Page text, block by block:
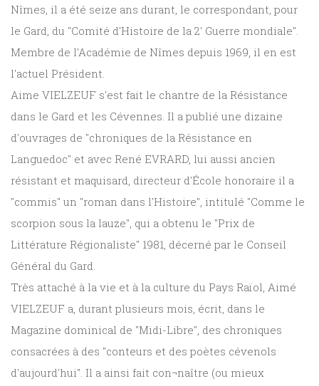
Nîmes, il a été seize ans durant, le correspondant, pour
le Gard, du "Comité d'Histoire de la 2' Guerre mondiale".
Membre de l'Académie de Nîmes depuis 1969, il en est
l'actuel Président.
Aime VIELZEUF s'est fait le chantre de la Résistance
dans le Gard et les Cévennes. Il a publié une dizaine
d'ouvrages de "chroniques de la Résistance en
Languedoc" et avec René EVRARD, lui aussi ancien
résistant et maquisard, directeur d'École honoraire il a
"commis" un "roman dans l'Histoire", intitulé "Comme le
scorpion sous la lauze", qui a obtenu le "Prix de
Littérature Régionaliste" 1981, décerné par le Conseil
Général du Gard.
Très attaché à la vie et à la culture du Pays Raïol, Aimé
VIELZEUF a, durant plusieurs mois, écrit, dans le
Magazine dominical de "Midi-Libre", des chroniques
consacrées à des "conteurs et des poètes cévenols
d'aujourd'hui". Il a ainsi fait con¬naître (ou mieux